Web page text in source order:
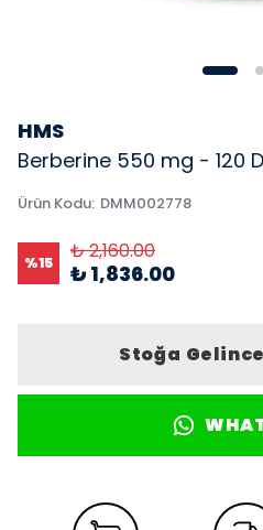
HMS
Berberine 550 mg - 120
Ürün Kodu: DMM002778
%15 ₺ 2,160.00
₺ 1,836.00
Stoğa